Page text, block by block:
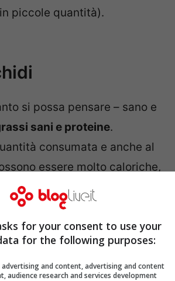
piccole quantità).
si possa pensare – sano e
sani e proteine.
consumata e anche al
essere molto caloriche,
for your consent to use your
for the following purposes:
advertising and content, advertising and content
audience research and services development